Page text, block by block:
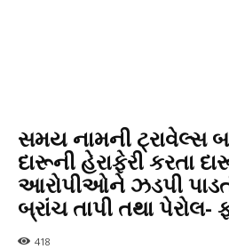
સમય નામની ટ્રાવેલ્સ
દારૂની હેરાફેરી કરતા
આરોપીઓને ઝડપી
બ્રાંચ તાપી તથા પેરોલ-
418